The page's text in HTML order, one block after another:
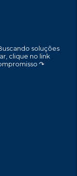
soluções
clique no link
↷